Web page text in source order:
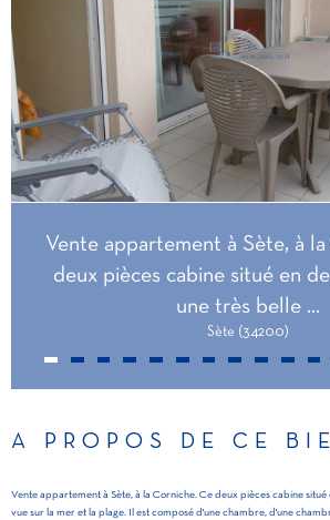
Vente appartement à Sète, à
deux pièces cabine situé en
une très belle ...
Sète (34200)
A PROPOS DE CE
Vente appartement à Sète, à la Corniche. Ce deux pièces cabine
vue sur la mer et la plage. Il est composé d'une chambre, d'une